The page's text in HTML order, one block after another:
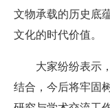
文物承载的历史底
文化的时代价值。
大家纷纷表示
结合，今后将牢固